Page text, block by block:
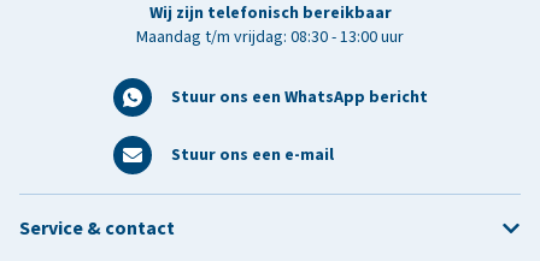
Wij zijn telefonisch bereikbaar
Maandag t/m vrijdag: 08:30 - 13:00 uur
Stuur ons een WhatsApp bericht
Stuur ons een e-mail
Service & contact